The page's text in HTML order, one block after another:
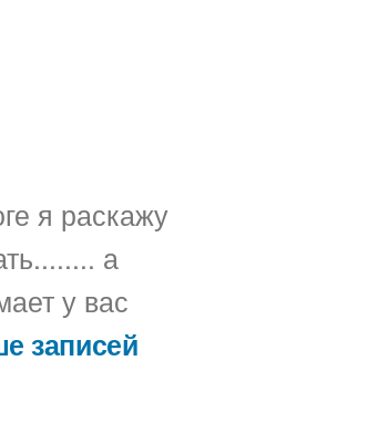
я раскажу
а
у вас
записей